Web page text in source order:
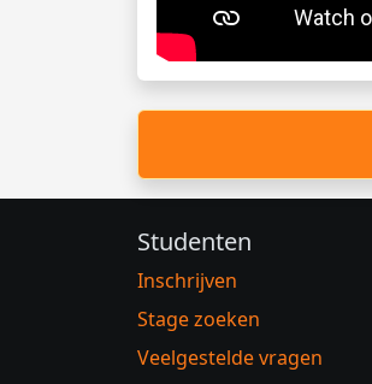
Studenten
Inschrijven
Stage zoeken
Veelgestelde vragen